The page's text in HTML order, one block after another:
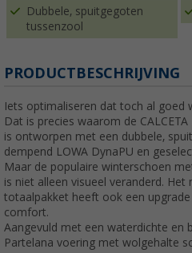
Dubbele, spuitgegoten
tussenzool
PRODUCTBESCHRIJVING
Iets optimaliseren dat toch al goed
Dat is precies waarom de
is ontworpen met een dubbele,
dempend LOWA DynaPU en
Maar de populaire winterschoen
is niet alleen visueel veranderd.
totaalpakket heeft ook een
comfort.
Aangevuld met een waterdichte en
Partelana voering met wolgehalte